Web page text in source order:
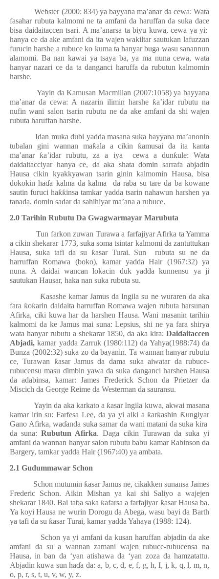
Webster (2000: 834) ya bayyana ma’anar da cewa: Wata
fasahar rubuta kalmomi ne ta amfani da haruffan da suka dace
bisa daidaitaccen tsari. A ma’anarsa ta biyu kuwa, cewa ya yi:
hanya ce da ake amfani da ita wajen wakiltar sautukan lafuzzan
furucin harshe a rubuce ko kuma ta hanyar buga wasu sanannun
alamomi. Ba nan kawai ya tsaya ba, ya ma nuna cewa, wata
hanyar nazari ce da ta danganci haruffa da rubutun kalmomin
harshe.
Yayin da Kamusan Macmillan (2007:1058) ya bayyana
ma’anar da cewa: A nazarin ilimin harshe ƙa’idar rubutu na
nufin wani salon tsarin rubutu ne da ake amfani da shi wajen
rubuta haruffan harshe.
Idan muka dubi yadda masana suka bayyana ma’anonin
tubalan gini wannan maƙala a cikin ƙamusai da ita kanta
ma’anar ƙa’idar rubutu, za a iya cewa a dunƙule: Wata
daidaitacciyar hanya ce, da aka shata domin sarrafa abjadin
Hausa cikin kyakkyawan tsarin ginin kalmomin Hausa, bisa
dokokin haɗa kalma da kalma
da raba su tare da ba kowane
sautin furuci haƙƙinsa tamkar yadda tsarin nahawun harshen ya
tanada, domin sadar da sahihiyar ma’ana a rubuce.
2.0 Tarihin Rubutu Da Gwagwarmayar Marubuta
Tun farkon zuwan Turawa a farfajiyar Afirka ta Yamma
a cikin shekarar 1773, suka soma tsintar kalmomi da zantuttukan
Hausa, suka tafi da su ƙasar Turai. Sun
rubuta su ne da
harruffan Romawa (boko), kamar yadda Hair (1967:32) ya
nuna. A daidai wancan lokacin duk yadda kunnensu ya ji
sautukan Hausar, haka nan suka rubuta su.
Ƙasashe kamar Jamus da Ingila su ne wuraren da aka
fara ƙoƙarin daidaita harruffan Romawa wajen rubuta harsunan
Afirka, ciki kuwa har da harshen Hausa. Wani masanin tarihin
kalmomi da ke Jamus mai suna: Lepsius, shi ne ya fara shirya
wata hanyar rubutu a shekarar 1850, da aka kira: Daidaitaccen
Abjadi,kamar yadda Zarruk (1980:112) da Yahya(1988:74) da
Bunza (2002:32) suka zo da bayanin. Ta wannan hanyar rubutu
ce, Turawan ƙasar Jamus da dama suka aiwatar da rubuce-
rubucensu masu ɗimbin yawa da suka danganci harshen Hausa
da adabinsa, kamar: James Frederick Schon da Prietzer da
Miscich da George Reime da Westerman da sauransu.
Yayin da aka karkato a ƙasar Ingila kuwa, akwai masana
kamar irin su: Farfesa Lee, da ya yi aiki a ƙarƙashin Ƙungiyar
Gano Afirka, waɗanda suka samar da wani matani da suka kira
da suna:Rubutun Afirka. Daga cikin Turawan da suka yi
amfani da wannan hanyar salon rubutu babu kamar Rabinson da
Bargery, tamkar yadda Hair (1967:40) ya ambata.
2.1 Gudummawar Schon
Schon mutumin ƙasar Jamus ne, cikakken sunansa James
Frederic Schon. Aikin Mishan ya kai shi Saliyo a wajejen
shekarar 1840. Bai taɓa saka ƙafarsa a farfajiyar ƙasar Hausa ba.
Ya koyi Hausa ne wurin Dorogu da Abega, wasu bayi da Barth
ya tafi da su ƙasar Turai, kamar yadda Yahaya (1988: 124).
Schon ya yi amfani da kusan haruffan abjadin da ake
amfani da su a wannan zamani wajen rubuce-rubucensa na
Hausa, in ban da ‘yan atishawa da ‘yan zoza da hamzatattu.
Abjadin kuwa sun haɗa da: a, b, c, d, e, f, g, h, I, j, k, q, l, m, n,
o, p, r, s, t, u, v, w, y, z.